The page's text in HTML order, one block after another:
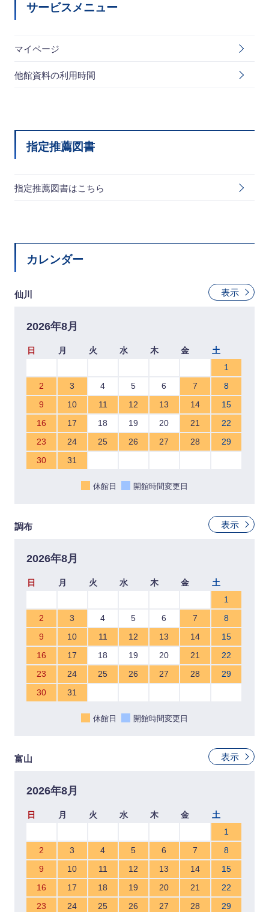
サービスメニュー
マイページ
他館資料の利用時間
指定推薦図書
指定推薦図書はこちら
カレンダー
仙川 表示
2026年8月
日 月 火 水 木 金
土
1
2
3 4 5 6 7
8
9
10 11 12 13 14
15
16
17 18 19 20 21
22
23
24 25 26 27 28
29
30
31
休館日 開館時間変更日
調布 表示
2026年8月
日 月 火 水 木 金
土
1
2
3 4 5 6 7
8
9
10 11 12 13 14
15
16
17 18 19 20 21
22
23
24 25 26 27 28
29
30
31
休館日 開館時間変更日
富山 表示
2026年8月
日 月 火 水 木 金
土
1
2
3 4 5 6 7
8
9
10 11 12 13 14
15
16
17 18 19 20 21
22
23
24 25 26 27 28 29